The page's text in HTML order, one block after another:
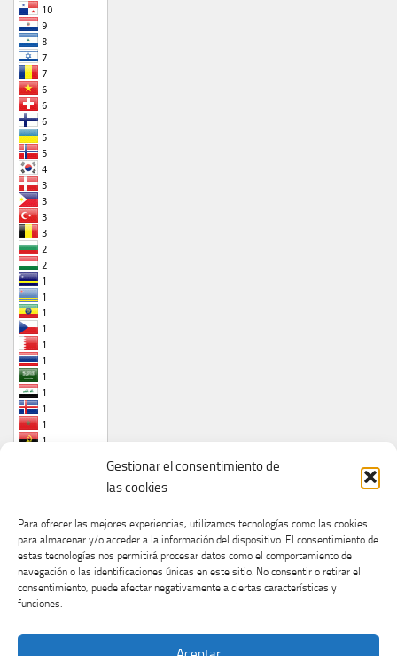
Gestionar el consentimiento de
las cookies
Para ofrecer las mejores experiencias, utilizamos tecnologías como las cookies
para almacenar y/o acceder a la información del dispositivo. El consentimiento de
estas tecnologías nos permitirá procesar datos como el comportamiento de
navegación o las identificaciones únicas en este sitio. No consentir o retirar el
consentimiento, puede afectar negativamente a ciertas características y
funciones.